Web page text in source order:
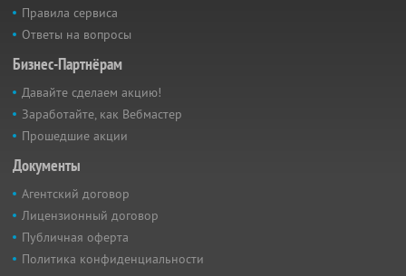
Правила сервиса
Ответы на вопросы
Бизнес-Партнёрам
Давайте сделаем акцию!
Заработайте, как Вебмастер
Прошедшие акции
Документы
Агентский договор
Лицензионный договор
Публичная оферта
Политика конфиденциальности